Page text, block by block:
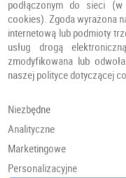
podłączonym do sieci
cookies). Zgoda wyrażona
internetową lub podmioty
usług drogą
zmodyfikowana lub
naszej polityce dotyczącej
Niezbędne
Analityczne
Marketingowe
Personalizacyjne